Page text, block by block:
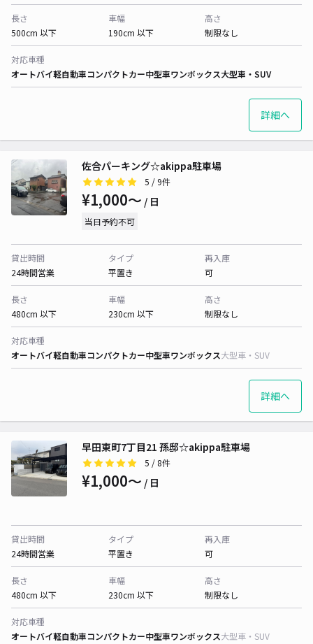
長さ
500cm 以下
車幅
190cm 以下
高さ
制限なし
対応車種
オートバイ軽自動車コンパクトカー中型車ワンボックス大型車・SUV
詳細へ
佐合パーキング☆akippa駐車場
5 / 9件
¥1,000〜 / 日
当日予約不可
貸出時間
24時間営業
タイプ
平置き
再入庫
可
長さ
480cm 以下
車幅
230cm 以下
高さ
制限なし
対応車種
オートバイ軽自動車コンパクトカー中型車ワンボックス大型車・SUV
詳細へ
早田東町7丁目21 孫邸☆akippa駐車場
5 / 8件
¥1,000〜 / 日
貸出時間
24時間営業
タイプ
平置き
再入庫
可
長さ
480cm 以下
車幅
230cm 以下
高さ
制限なし
対応車種
オートバイ軽自動車コンパクトカー中型車ワンボックス大型車・SUV